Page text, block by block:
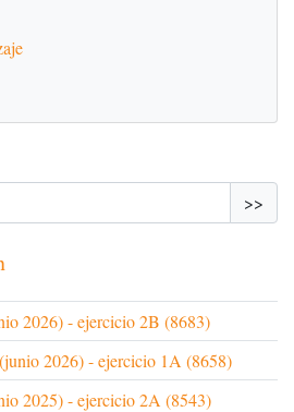
>>
2026) - ejercicio 2B (8683)
2026) - ejercicio 1A (8658)
2025) - ejercicio 2A (8543)